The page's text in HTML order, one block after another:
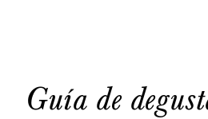
Guía de